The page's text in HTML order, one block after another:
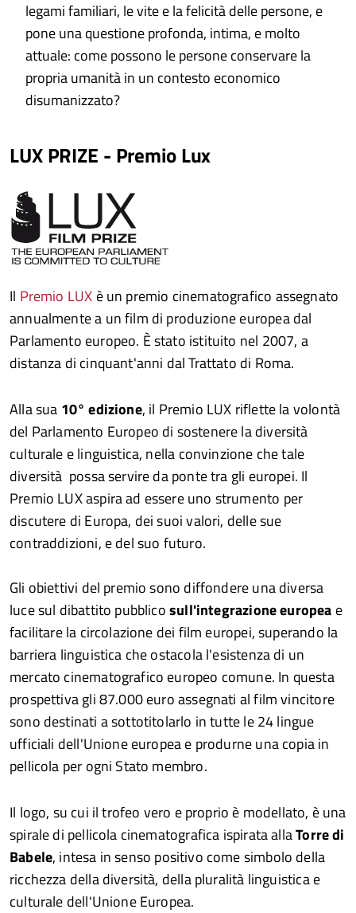
legami familiari, le vite e la felicità delle persone, e
pone una questione profonda, intima, e molto
attuale: come possono le persone conservare la
propria umanità in un contesto economico
disumanizzato?
LUX PRIZE - Premio Lux
Il Premio LUX è un premio cinematografico assegnato
annualmente a un film di produzione europea dal
Parlamento europeo. È stato istituito nel 2007, a
distanza di cinquant'anni dal Trattato di Roma.
Alla sua 10° edizione, il Premio LUX riflette la volontà
del Parlamento Europeo di sostenere la diversità
culturale e linguistica, nella convinzione che tale
diversità possa servire da ponte tra gli europei. Il
Premio LUX aspira ad essere uno strumento per
discutere di Europa, dei suoi valori, delle sue
contraddizioni, e del suo futuro.
Gli obiettivi del premio sono diffondere una diversa
luce sul dibattito pubblicosull'integrazione europea e
facilitare la circolazione dei film europei, superando la
barriera linguistica che ostacola l'esistenza di un
mercato cinematografico europeo comune. In questa
prospettiva gli 87.000 euro assegnati al film vincitore
sono destinati a sottotitolarlo in tutte le 24 lingue
ufficiali dell'Unione europea e produrne una copia in
pellicola per ogni Stato membro.
Il logo, su cui il trofeo vero e proprio è modellato, è una
spirale di pellicola cinematografica ispirata allaTorre di
Babele, intesa in senso positivo come simbolo della
ricchezza della diversità, della pluralità linguistica e
culturale dell'Unione Europea.